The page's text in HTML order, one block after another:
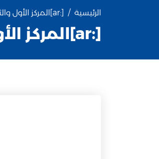
الرئيسية [:ar]المركز الأول والثاني [:]
[:ar]المركز الأول والثاني [:]